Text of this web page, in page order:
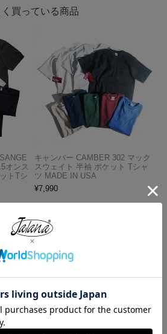
買っている商品
オンス
トTシ
キャンバー CAMBER 302 マック
スウェイト 半袖 ポケット Tシャ
ツ MADE IN USA
¥7,990